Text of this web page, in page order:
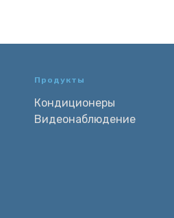
Продукты
Кондиционеры
Видеонаблюдение